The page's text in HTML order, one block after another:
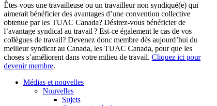
Êtes-vous une travailleuse ou un travailleur non syndiqué(e) qui
aimerait bénéficier des avantages d’une convention collective
obtenue par les TUAC Canada? Désirez-vous bénéficier de
l’avantage syndical au travail ? Est-ce également le cas de vos
collègues de travail? Devenez donc membre dès aujourd’hui du
meilleur syndicat au Canada, les TUAC Canada, pour que les
choses s’améliorent dans votre milieu de travail. Cliquez ici pour
devenir membre.
Médias et nouvelles
Nouvelles
Sujets